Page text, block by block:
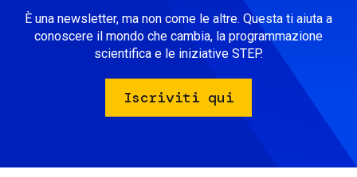
È una newsletter, ma non come le altre. Questa ti aiuta a
conoscere il mondo che cambia, la programmazione
scientifica e le iniziative STEP.
Iscriviti qui